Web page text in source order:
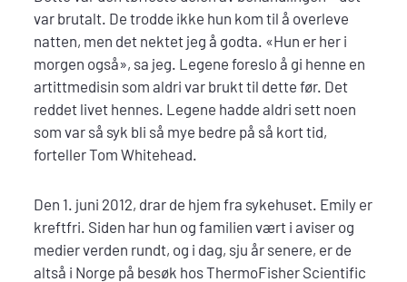
var brutalt. De trodde ikke hun kom til å overleve
natten, men det nektet jeg å godta. «Hun er her i
morgen også», sa jeg. Legene foreslo å gi henne en
artittmedisin som aldri var brukt til dette før. Det
reddet livet hennes. Legene hadde aldri sett noen
som var så syk bli så mye bedre på så kort tid,
forteller Tom Whitehead.
Den 1. juni 2012, drar de hjem fra sykehuset. Emily er
kreftfri. Siden har hun og familien vært i aviser og
medier verden rundt, og i dag, sju år senere, er de
altså i Norge på besøk hos ThermoFisher Scientific